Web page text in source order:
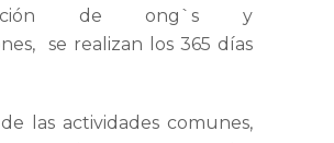
de ong`s y
se realizan los 365 días
las actividades comunes,